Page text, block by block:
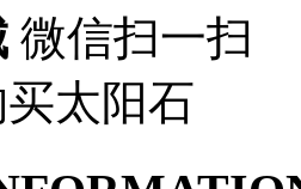
微信扫一扫
太阳石